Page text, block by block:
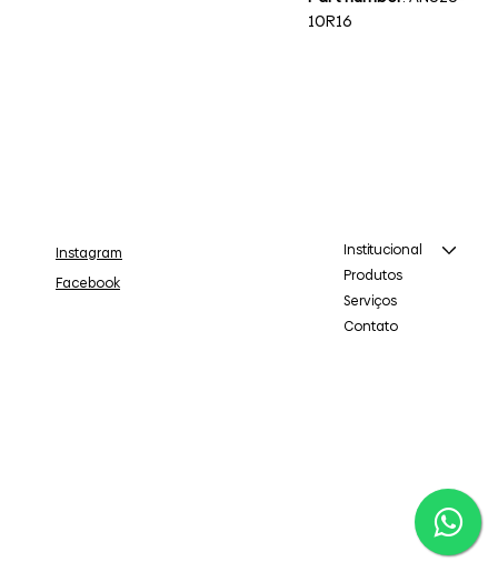
10R16
Institucional
Produtos
Serviços
Contato
Instagram
Facebook